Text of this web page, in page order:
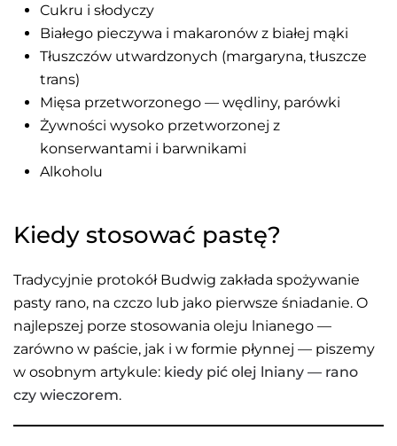
Cukru i słodyczy
Białego pieczywa i makaronów z białej mąki
Tłuszczów utwardzonych (margaryna, tłuszcze
trans)
Mięsa przetworzonego — wędliny, parówki
Żywności wysoko przetworzonej z
konserwantami i barwnikami
Alkoholu
Kiedy stosować pastę?
Tradycyjnie protokół Budwig zakłada spożywanie
pasty rano, na czczo lub jako pierwsze śniadanie. O
najlepszej porze stosowania oleju lnianego —
zarówno w paście, jak i w formie płynnej — piszemy
w osobnym artykule: kiedy pić olej lniany — rano
czy wieczorem.